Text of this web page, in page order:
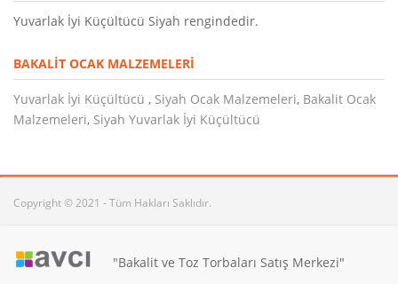
Yuvarlak İyi Küçültücü Siyah rengindedir.
BAKALIT OCAK MALZEMELERI
Yuvarlak İyi Küçültücü , Siyah Ocak Malzemeleri, Bakalit Ocak
Malzemeleri, Siyah Yuvarlak İyi Küçültücü
Copyright © 2021 - Tüm Hakları Saklıdır.
"Bakalit ve Toz Torbaları Satış Merkezi"